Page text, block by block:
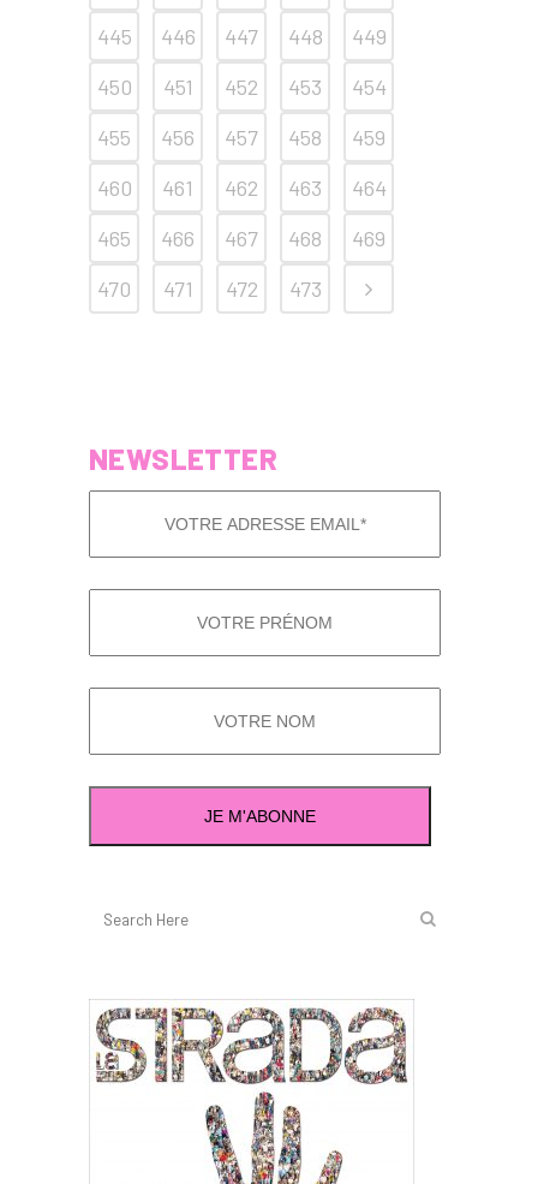
445 446 447 448
449
450
451 452 453
454
455
456 457 458
459
460
461 462 463
464
465
466 467 468
469
470
471 472 473
NEWSLETTER